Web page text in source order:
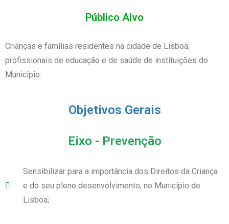
Público Alvo
Crianças e famílias residentes na cidade de Lisboa;
profissionais de educação e de saúde de instituições do
Município.
Objetivos Gerais
Eixo - Prevenção
Sensibilizar para a importância dos Direitos da Criança
e do seu pleno desenvolvimento, no Município de
Lisboa;